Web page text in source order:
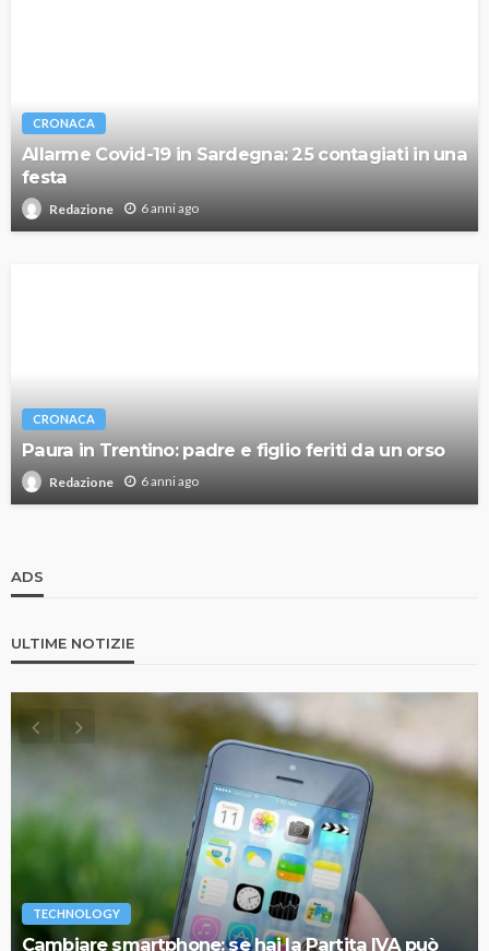
CRONACA
Allarme Covid-19 in Sardegna: 25 contagiati in una
festa
Redazione 6 anni ago
CRONACA
Paura in Trentino: padre e figlio feriti da un orso
Redazione 6 anni ago
ADS
ULTIME NOTIZIE
TECHNOLOGY
Cambiare smartphone: se hai la Partita IVA può